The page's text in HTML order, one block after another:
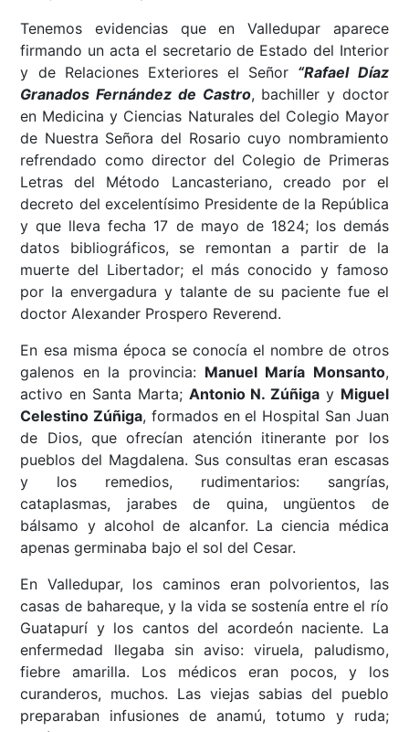
Tenemos evidencias que en Valledupar aparece
firmando un acta el secretario de Estado del Interior
y de Relaciones Exteriores el Señor “Rafael Díaz
Granados Fernández de Castro, bachiller y doctor
en Medicina y Ciencias Naturales del Colegio Mayor
de Nuestra Señora del Rosario cuyo nombramiento
refrendado como director del Colegio de Primeras
Letras del Método Lancasteriano, creado por el
decreto del excelentísimo Presidente de la República
y que lleva fecha 17 de mayo de 1824; los demás
datos bibliográficos, se remontan a partir de la
muerte del Libertador; el más conocido y famoso
por la envergadura y talante de su paciente fue el
doctor Alexander Prospero Reverend.
En esa misma época se conocía el nombre de otros
galenos en la provincia: Manuel María Monsanto,
activo en Santa Marta; Antonio N. Zúñiga y Miguel
Celestino Zúñiga, formados en el Hospital San Juan
de Dios, que ofrecían atención itinerante por los
pueblos del Magdalena. Sus consultas eran escasas
y los remedios, rudimentarios: sangrías,
cataplasmas, jarabes de quina, ungüentos de
bálsamo y alcohol de alcanfor. La ciencia médica
apenas germinaba bajo el sol del Cesar.
En Valledupar, los caminos eran polvorientos, las
casas de bahareque, y la vida se sostenía entre el río
Guatapurí y los cantos del acordeón naciente. La
enfermedad llegaba sin aviso: viruela, paludismo,
fiebre amarilla. Los médicos eran pocos, y los
curanderos, muchos. Las viejas sabias del pueblo
preparaban infusiones de anamú, totumo y ruda;